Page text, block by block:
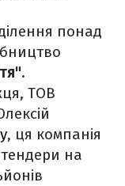
понад
.
ТОВ
, ця компанія
на